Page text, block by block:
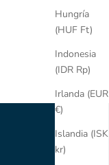
Hungría
(HUF Ft)
Indonesia
(IDR Rp)
Irlanda (EUR
€)
Islandia (ISK
kr)